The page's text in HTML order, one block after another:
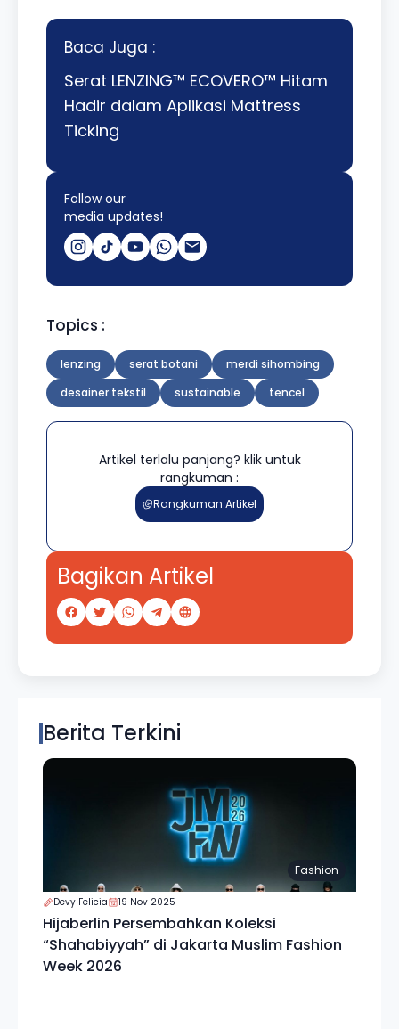
Baca Juga :
Serat LENZING™ ECOVERO™ Hitam
Hadir dalam Aplikasi Mattress
Ticking
Follow our
media updates!
Topics :
lenzing serat botani
merdi sihombing
desainer tekstil
sustainable tencel
Artikel terlalu panjang? klik untuk
rangkuman :
Rangkuman Artikel
Bagikan Artikel
Berita Terkini
Fashion
Devy Felicia 19 Nov 2025
Hijaberlin Persembahkan Koleksi
“Shahabiyyah” di Jakarta Muslim Fashion
Week 2026